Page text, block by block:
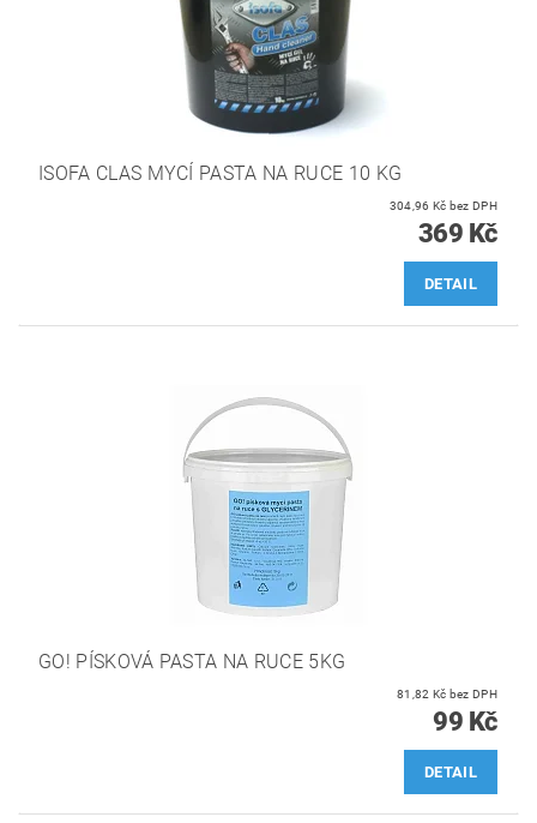
ISOFA CLAS MYCÍ PASTA NA RUCE 10 KG
304,96 Kč bez DPH
369 Kč
DETAIL
GO! PÍSKOVÁ PASTA NA RUCE 5KG
81,82 Kč bez DPH
99 Kč
DETAIL